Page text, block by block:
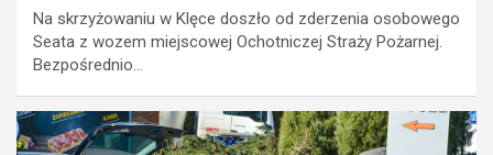
Na skrzyżowaniu w Klęce doszło od zderzenia osobowego
Seata z wozem miejscowej Ochotniczej Straży Pożarnej.
Bezpośrednio…